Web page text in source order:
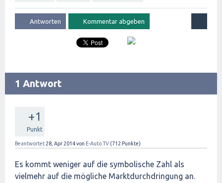
1 Antwort
+1
Punkt
Beantwortet 28, Apr 2014von E-Auto.TV (712 Punkte)
Es kommt weniger auf die symbolische Zahl als
vielmehr auf die mögliche Marktdurchdringung an.